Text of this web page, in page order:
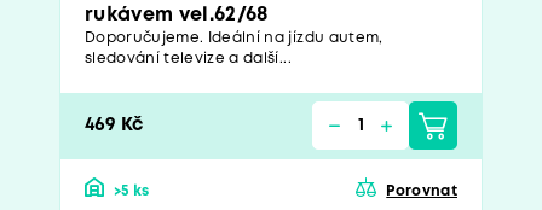
rukávem vel.62/68
Doporučujeme. Ideální na jízdu autem,
sledování televize a další...
469 Kč
>5 ks Porovnat